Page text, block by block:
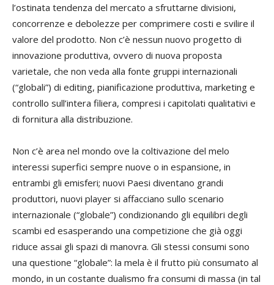
l’ostinata tendenza del mercato a sfruttarne divisioni,
concorrenze e debolezze per comprimere costi e svilire il
valore del prodotto. Non c’è nessun nuovo progetto di
innovazione produttiva, ovvero di nuova proposta
varietale, che non veda alla fonte gruppi internazionali
(“globali”) di editing, pianificazione produttiva, marketing e
controllo sull’intera filiera, compresi i capitolati qualitativi e
di fornitura alla distribuzione.
Non c’è area nel mondo ove la coltivazione del melo
interessi superfici sempre nuove o in espansione, in
entrambi gli emisferi; nuovi Paesi diventano grandi
produttori, nuovi player si affacciano sullo scenario
internazionale (“globale”) condizionando gli equilibri degli
scambi ed esasperando una competizione che già oggi
riduce assai gli spazi di manovra. Gli stessi consumi sono
una questione “globale”: la mela è il frutto più consumato al
mondo, in un costante dualismo fra consumi di massa (in tal